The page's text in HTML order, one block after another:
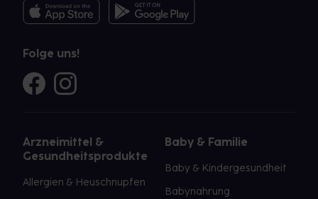
Folge uns!
Arzneimittel &
Gesundheitsprodukte
Allergien & Heuschnupfen
Baby & Familie
Baby & Kindergesundheit
Babynahrung